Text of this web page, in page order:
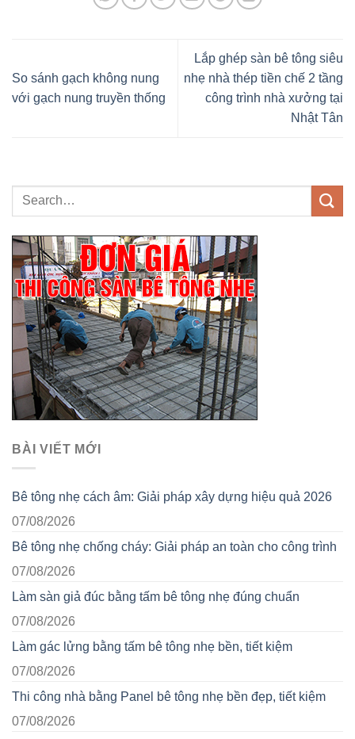
So sánh gạch không nung
với gạch nung truyền thống
Lắp ghép sàn bê tông siêu
nhẹ nhà thép tiền chế 2 tầng
công trình nhà xưởng tại
Nhật Tân
BÀI VIẾT MỚI
Bê tông nhẹ cách âm: Giải pháp xây dựng hiệu quả 2026
07/08/2026
Bê tông nhẹ chống cháy: Giải pháp an toàn cho công trình
07/08/2026
Làm sàn giả đúc bằng tấm bê tông nhẹ đúng chuẩn
07/08/2026
Làm gác lửng bằng tấm bê tông nhẹ bền, tiết kiệm
07/08/2026
Thi công nhà bằng Panel bê tông nhẹ bền đẹp, tiết kiệm
07/08/2026